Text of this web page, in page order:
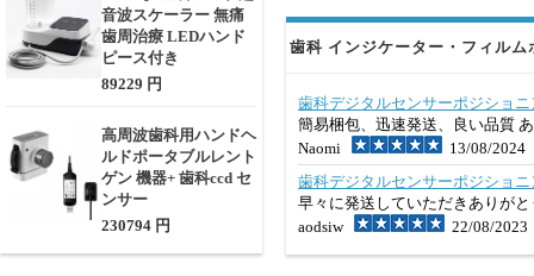
音波スケーラー 無痛
歯周治療 LEDハンド
ピース付き
89229 円
高周波歯科用ハンドヘ
ルドポータブルレント
ゲン 機器+ 歯科ccd セ
ンサー
230794 円
歯科 インジケーター・フィル
歯科デジタルセンサーポジショ
簡易梱包、迅速発送、良い品質
Naomi
13/08/2024
歯科デジタルセンサーポジショ
早々に発送していただきありが
aodsiw
22/08/2023